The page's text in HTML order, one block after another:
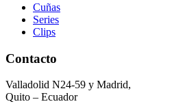
Cuñas
Series
Clips
Contacto
Valladolid N24-59 y Madrid,
Quito – Ecuador